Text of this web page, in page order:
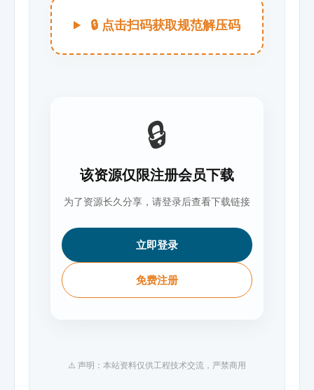
🔒 点击扫码获取规范解压码
🔒
该资源仅限注册会员下载
为了资源长久分享，请登录后查看下载链接
立即登录
免费注册
⚠️ 声明：本站资料仅供工程技术交流，严禁商用